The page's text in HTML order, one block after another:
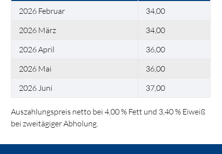
2026 Februar
34,00
2026 März
34,00
2026 April
36,00
2026 Mai
36,00
2026 Juni
37,00
Auszahlungspreis netto bei 4,00 % Fett und 3,40 % Eiweiß
bei zweitägiger Abholung.